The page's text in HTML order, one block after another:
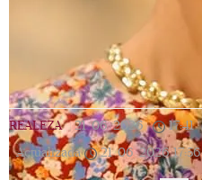
REALEZA | 21/06/2026 | 17:41 |
Actualizada
21/06/2026 17:56